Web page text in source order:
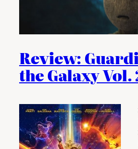
Review:
the Galaxy Vol.